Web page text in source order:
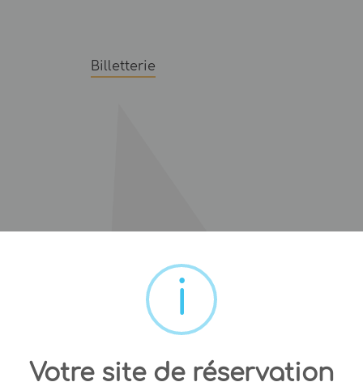
Billetterie
Votre site de réservation